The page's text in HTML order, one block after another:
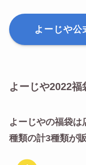
よーじや
よーじや2022
よーじやの福袋は
種類の計3種類が